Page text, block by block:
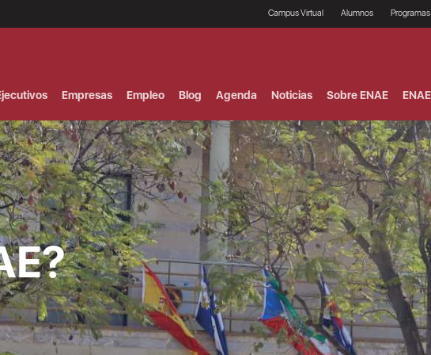
Campus Virtual Alumnos
Prácticas en empresas
Proceso de admisión
Financiación, Becas y
Bonificación
Financiación estudios
Imagin LaCaixa
Préstamo Imagina
estudios Caja Rural
Central
Ventajas
Programas
Empresas Empleo Blog Agenda Noticias Sobre ENAE